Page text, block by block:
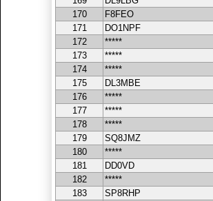
170
F8FEO
171
DO1NPF
172
*****
173
*****
174
*****
175
DL3MBE
176
*****
177
*****
178
*****
179
SQ8JMZ
180
*****
181
DD0VD
182
*****
183
SP8RHP